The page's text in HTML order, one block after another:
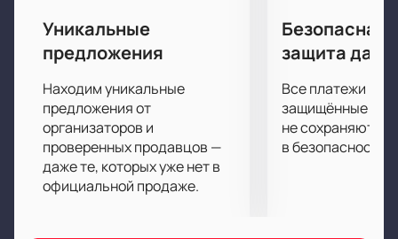
Уникальные
предложения
Находим уникальные
предложения от
организаторов и
проверенных продавцов —
даже те, которых уже нет в
официальной продаже.
Безопасная
защита
Все платежи
защищённые
не сохраняются
в безопасности.